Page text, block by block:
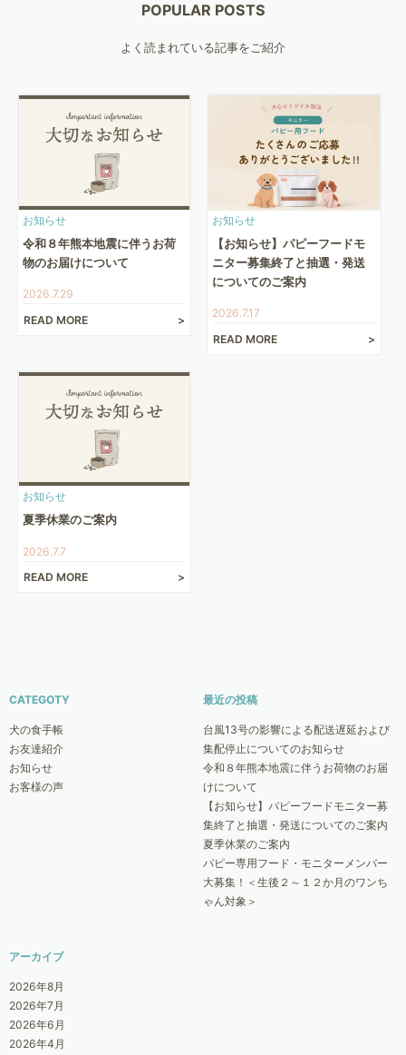
POPULAR POSTS
よく読まれている記事をご紹介
お知らせ
令和８年熊本地震に伴うお荷
物のお届けについて
2026.7.29
READ MORE
お知らせ
【お知らせ】パピーフードモ
ニター募集終了と抽選・発送
についてのご案内
2026.7.17
READ MORE
お知らせ
夏季休業のご案内
2026.7.7
READ MORE
CATEGOTY
犬の食手帳
お友達紹介
お知らせ
お客様の声
最近の投稿
台風13号の影響による配送遅延および
集配停止についてのお知らせ
令和８年熊本地震に伴うお荷物のお届
けについて
【お知らせ】パピーフードモニター募
集終了と抽選・発送についてのご案内
夏季休業のご案内
パピー専用フード・モニターメンバー
大募集！＜生後２～１２か月のワンち
ゃん対象＞
アーカイブ
2026年8月
2026年7月
2026年6月
2026年4月